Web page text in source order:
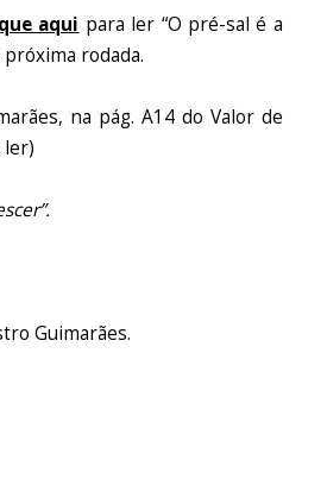
aqui para ler “O pré-sal é a
rodada.
na pág. A14 do Valor de
ler)
Guimarães.